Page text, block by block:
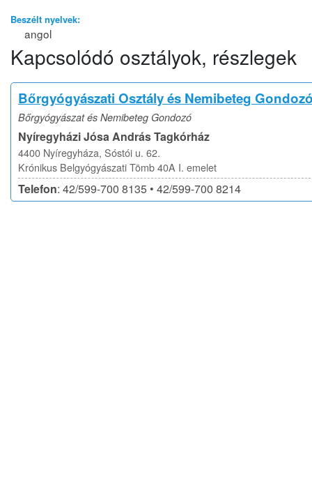
Beszélt nyelvek:
angol
Kapcsolódó osztályok, részlegek
Bőrgyógyászati Osztály és Nemibeteg
Bőrgyógyászat és Nemibeteg Gondozó
Nyíregyházi Jósa András Tagkórház
4400 Nyíregyháza, Sóstói u. 62.
Krónikus Belgyógyászati Tömb 40A I. emelet
Telefon: 42/599-700 8135 • 42/599-700 8214